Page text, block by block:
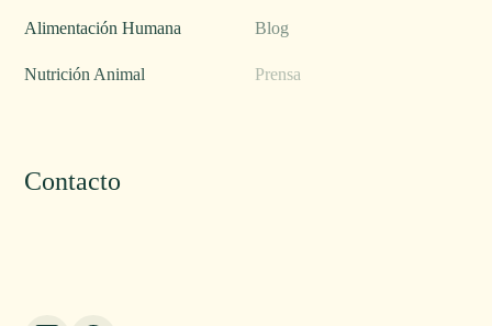
Alimentación Humana
Nutrición Animal
Blog
Prensa
Contacto